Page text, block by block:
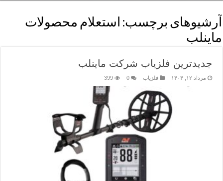
آرشیوهای برچسب: استعلام محصولات
ماینلب
جدیدترین فلزیاب شرکت ماینلب
مرداد ۱۲, ۱۴۰۴ فلزیاب 0
399